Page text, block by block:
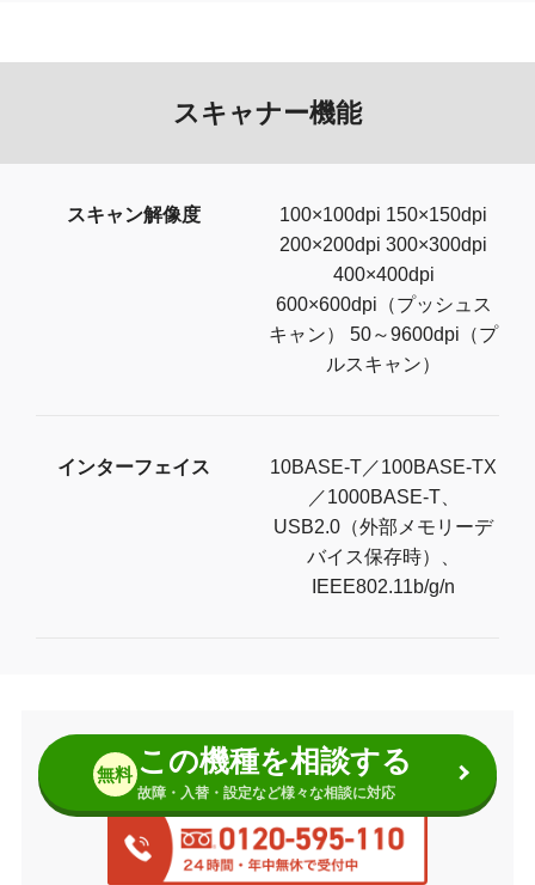
スキャナー機能
スキャン解像度
100×100dpi 150×150dpi
200×200dpi 300×300dpi
400×400dpi
600×600dpi（プッシュス
キャン） 50～9600dpi（プ
ルスキャン）
インターフェイス
10BASE-T／100BASE-TX
／1000BASE-T、
USB2.0（外部メモリーデ
バイス保存時）、
IEEE802.11b/g/n
無料 この機種を相談する
故障・入替・設定など様々な相談に対応